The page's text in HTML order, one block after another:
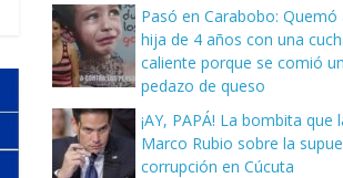
Pasó en Carabobo: Quemó
hija de 4 años con una
caliente porque se comió un
pedazo de queso
¡AY, PAPÁ! La bombita que
Marco Rubio sobre la
corrupción en Cúcuta